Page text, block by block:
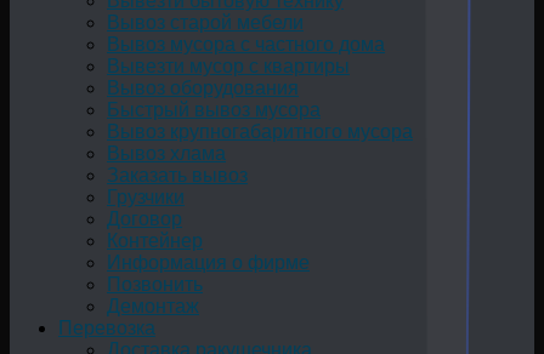
Вывоз старой мебели
Вывоз мусора с частного дома
Вывезти мусор с квартиры
Вывоз оборудования
Быстрый вывоз мусора
Вывоз крупногабаритного мусора
Вывоз хлама
Заказать вывоз
Грузчики
Договор
Контейнер
Информация о фирме
Позвонить
Демонтаж
Перевозка
Доставка ракушечника